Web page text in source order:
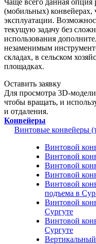
(мобильных) конвейерах,
эксплуатации.
текущую задачу без
использования
незаменимым
складах, в сельском
площадках.
Оставить заявку
Для просмотра 3D-
чтобы вращать, и
и отдаления.
Конвейеры
Винтовые конвейеры
Винтовой
Винтовой
Винтовой
Винтовой
Винтовой
подъема в
Винтовой
Сургуте
Винтовой
Сургуте